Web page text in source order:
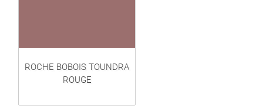
ROCHE BOBOIS TOUNDRA
ROUGE